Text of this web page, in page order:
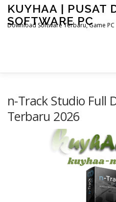
Skip
content
KUYHAA | PUSAT
SOFTWARE PC
Download Software Terbaru, Game
OTHER PAGES
n-Track Studio Full
Terbaru 2026